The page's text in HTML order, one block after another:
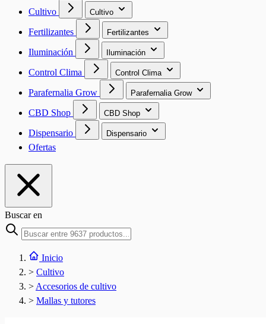
Cultivo Cultivo
Fertilizantes Fertilizantes
Iluminación Iluminación
Control Clima Control Clima
Parafernalia Grow Parafernalia Grow
CBD Shop CBD Shop
Dispensario Dispensario
Ofertas
Buscar en
Inicio
> Cultivo
> Accesorios de cultivo
> Mallas y tutores